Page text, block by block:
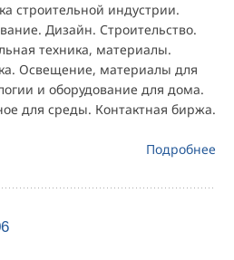
строительной индустрии.
Дизайн. Строительство.
техника, материалы.
Освещение, материалы для
и оборудование для дома.
для среды. Контактная биржа.
Подробнее